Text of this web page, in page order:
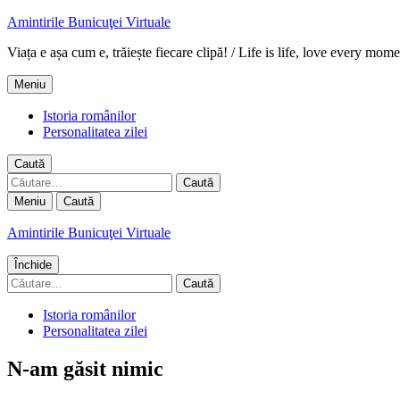
Amintirile Bunicuţei Virtuale
Viața e așa cum e, trăiește fiecare clipă! / Life is life, love every
Meniu
Istoria românilor
Personalitatea zilei
Caută
Caută
după:
Meniu Caută
Amintirile Bunicuţei Virtuale
Închide
Caută
după:
Istoria românilor
Personalitatea zilei
N-am găsit nimic